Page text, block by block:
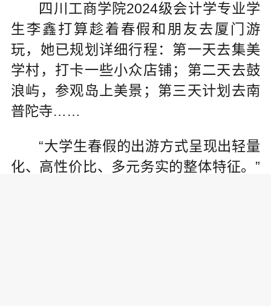
四川工商学院2024级会计学专业学
生李鑫打算趁着春假和朋友去厦门游
玩，她已规划详细行程：第一天去集美
学村，打卡一些小众店铺；第二天去鼓
浪屿，参观岛上美景；第三天计划去南
普陀寺……
“大学生春假的出游方式呈现出轻量
化、高性价比、多元务实的整体特征。”